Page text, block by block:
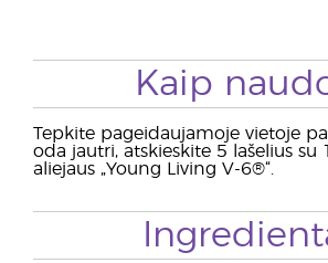
Kaip
Tepkite pageidaujamoje vietoje
oda jautri, atskieskite 5 lašelius
aliejaus „Young Living V-6®“.